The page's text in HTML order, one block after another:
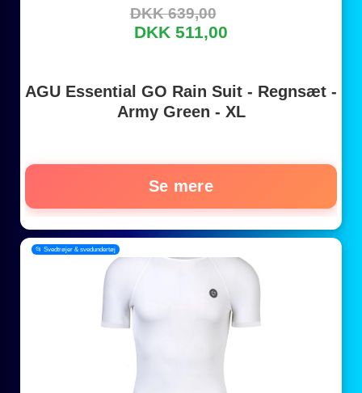
DKK 639,00
DKK 511,00
AGU Essential GO Rain Suit - Regnsæt -
Army Green - XL
Se mere
📂 Svedtrøjer & svedundertøj